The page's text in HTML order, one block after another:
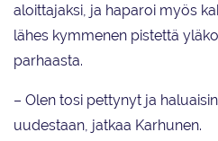
aloittajaksi, ja haparoi myös
lähes kymmenen pistettä
parhaasta.
– Olen tosi pettynyt ja
uudestaan, jatkaa Karhunen.